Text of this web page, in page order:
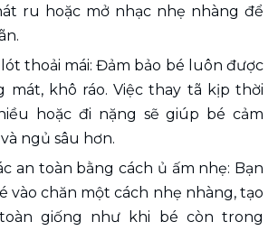
ru hoặc mở nhạc nhẹ nhàng để
thoải mái: Đảm bảo bé luôn được
mát, khô ráo. Việc thay tã kịp thời
hoặc đi nặng sẽ giúp bé cảm
ngủ sâu hơn.
an toàn bằng cách ủ ấm nhẹ: Bạn
vào chăn một cách nhẹ nhàng, tạo
giống như khi bé còn trong